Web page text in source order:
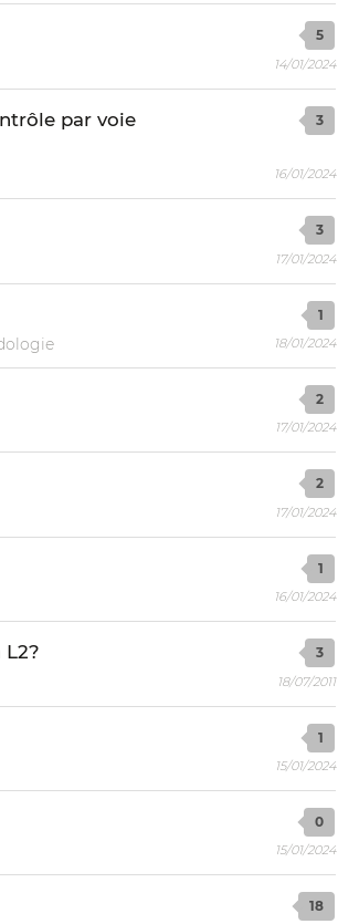
5
14/01/2024
par voie
3
16/01/2024
3
17/01/2024
1
18/01/2024
2
17/01/2024
2
17/01/2024
1
16/01/2024
3
18/07/2011
1
15/01/2024
0
15/01/2024
18